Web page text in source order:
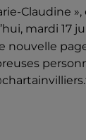
Claudine
mardi 17
nouvelle